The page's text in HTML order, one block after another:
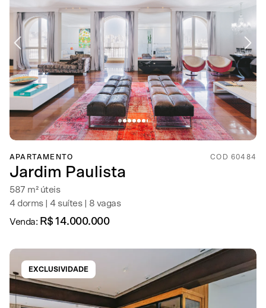
APARTAMENTO COD 60484
Jardim Paulista
587 m² úteis
4 dorms | 4 suítes | 8 vagas
Venda: R$ 14.000.000
EXCLUSIVIDADE